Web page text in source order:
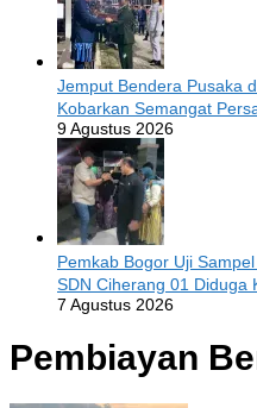
Jemput Bendera Pusaka
Kobarkan Semangat
9 Agustus 2026
Pemkab Bogor Uji
SDN Ciherang 01 Diduga
7 Agustus 2026
Pembiayan